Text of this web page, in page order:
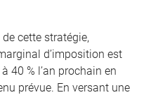
cette stratégie,
d’imposition est
40 % l’an prochain en
prévue. En versant une